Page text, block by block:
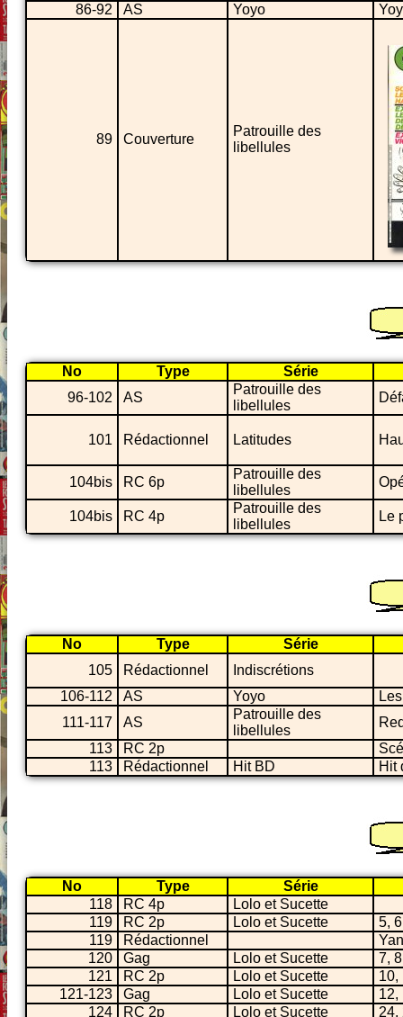
86-92
AS Yoyo
89 Couverture
Patrouille des
libellules
No Type
Série
96-102
AS
Patrouille des
libellules
101 Rédactionnel Latitudes
104bis RC 6p
Patrouille des
libellules
104bis RC 4p
Patrouille des
libellules
Le
No Type
Série
105
Rédactionnel
Indiscrétions
106-112
AS Yoyo
111-117
AS
Patrouille des
libellules
113
RC 2p
113
Rédactionnel Hit BD Hit
No Type
Série
118
RC 4p
Lolo et Sucette
119
RC 2p Lolo et Sucette
5, 6
119
Rédactionnel
120
Gag Lolo et Sucette
7,
121
RC 2p Lolo et Sucette
10,
121-123
Gag Lolo et Sucette
12,
124
RC 2p Lolo et Sucette 24,